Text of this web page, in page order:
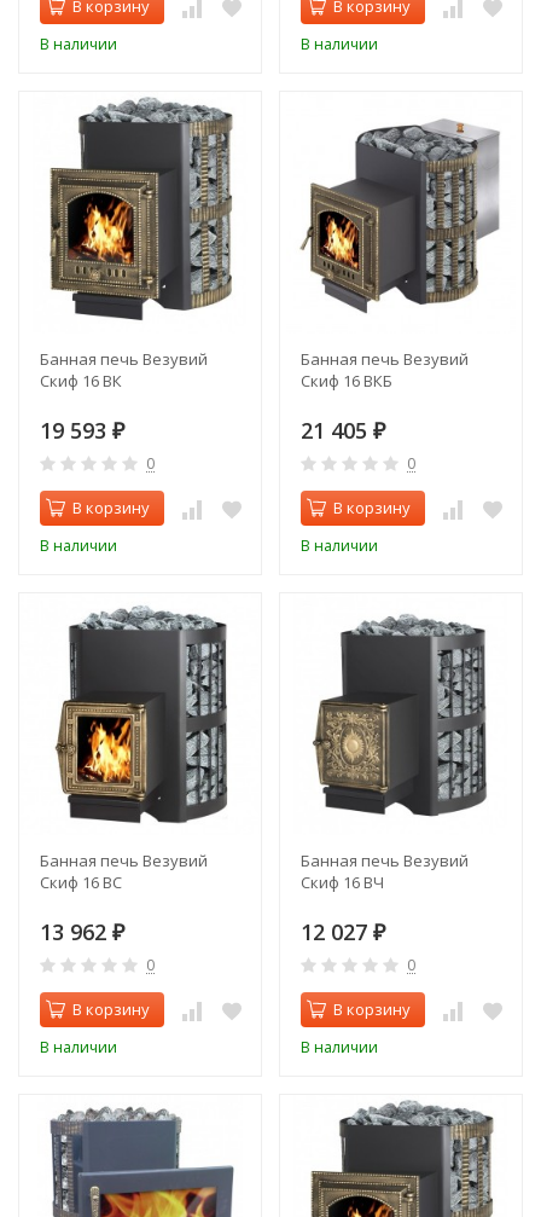
В корзину
В наличии
В корзину
В наличии
Банная печь Везувий
Скиф 16 ВК
19 593 ₽
0
В корзину
В наличии
Банная печь Везувий
Скиф 16 ВКБ
21 405 ₽
0
В корзину
В наличии
Банная печь Везувий
Скиф 16 ВС
13 962 ₽
0
В корзину
В наличии
Банная печь Везувий
Скиф 16 ВЧ
12 027 ₽
0
В корзину
В наличии